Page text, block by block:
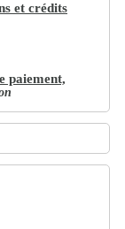
et crédits
paiement,